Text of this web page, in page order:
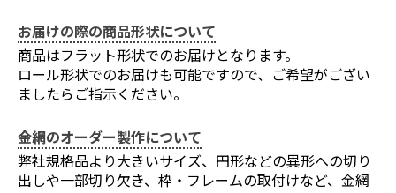
お届けの際の商品形状について
商品はフラット形状でのお届けとなります。
ロール形状でのお届けも可能ですので、ご希望がござい
ましたらご指示ください。
金網のオーダー製作について
弊社規格品より大きいサイズ、円形などの異形への切り
出しや一部切り欠き、枠・フレームの取付けなど、金網